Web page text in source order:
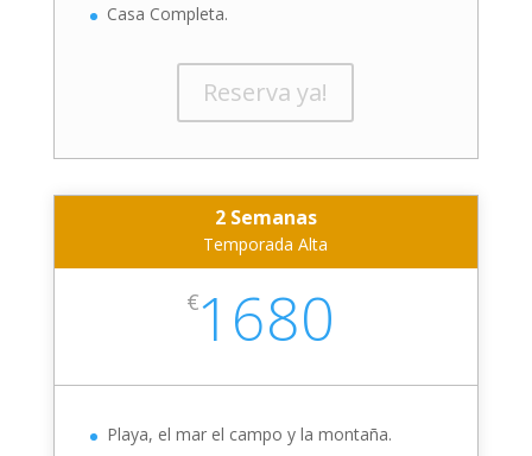
Casa Completa.
Reserva ya!
2 Semanas
Temporada Alta
€1680
Playa, el mar el campo y la montaña.